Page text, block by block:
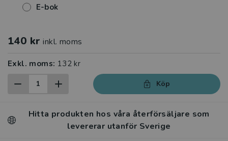
E-bok
140 kr inkl. moms
Exkl. moms: 132 kr
Köp
Hitta produkten hos våra återförsäljare som
levererar utanför Sverige